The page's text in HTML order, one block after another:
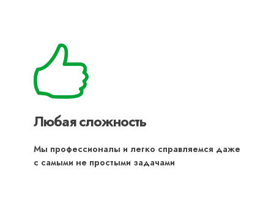
Любая сложность
Мы профессионалы и легко справляемся даже
с самыми не простыми задачами